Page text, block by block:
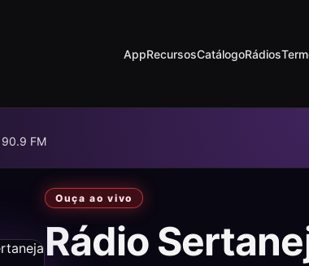
AppRecursosCatálogoRádios
FM
Ouça ao vivo
Rádio